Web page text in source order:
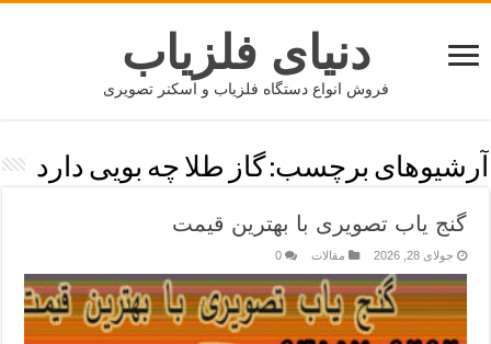
دنیای فلزیاب
فروش انواع دستگاه فلزیاب و اسکنر تصویری
آرشیوهای برچسب: گاز طلا چه بویی دارد
گنج یاب تصویری با بهترین قیمت
جولای 28, 2026 مقالات 0